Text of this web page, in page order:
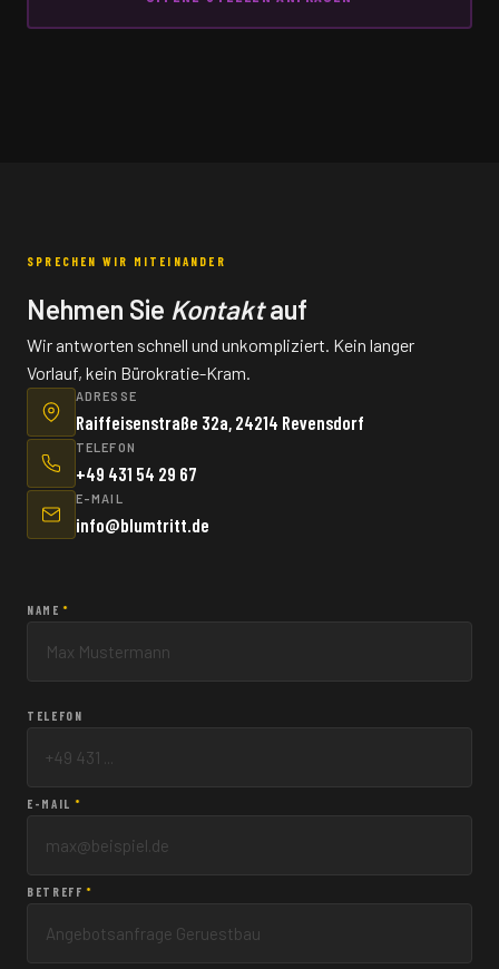
SPRECHEN WIR MITEINANDER
Nehmen Sie Kontaktauf
Wir antworten schnell und unkompliziert. Kein langer
Vorlauf, kein Bürokratie-Kram.
ADRESSE
Raiffeisenstraße 32a, 24214 Revensdorf
TELEFON
+49 431 54 29 67
E-MAIL
info@blumtritt.de
NAME*
TELEFON
E-MAIL *
BETREFF*